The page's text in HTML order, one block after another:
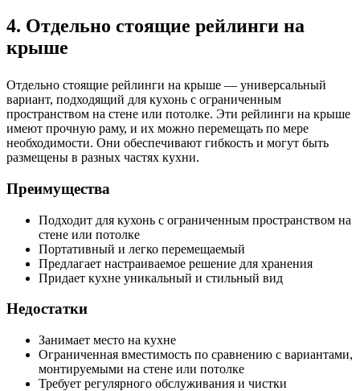
4. Отдельно стоящие рейлинги на
крыше
Отдельно стоящие рейлинги на крыше — универсальный
вариант, подходящий для кухонь с ограниченным
пространством на стене или потолке. Эти рейлинги на крыше
имеют прочную раму, и их можно перемещать по мере
необходимости. Они обеспечивают гибкость и могут быть
размещены в разных частях кухни.
Преимущества
Подходит для кухонь с ограниченным пространством на
стене или потолке
Портативный и легко перемещаемый
Предлагает настраиваемое решение для хранения
Придает кухне уникальный и стильный вид
Недостатки
Занимает место на кухне
Ограниченная вместимость по сравнению с вариантами,
монтируемыми на стене или потолке
Требует регулярного обслуживания и чистки